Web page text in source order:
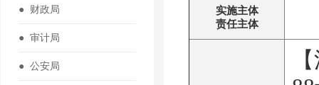
● 财政局
● 审计局
● 公安局
实施主体
责任主体